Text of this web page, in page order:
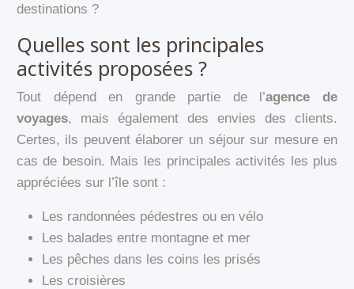
destinations ?
Quelles sont les principales
activités proposées ?
Tout dépend en grande partie de l’agence de
voyages, mais également des envies des clients.
Certes, ils peuvent élaborer un séjour sur mesure en
cas de besoin. Mais les principales activités les plus
appréciées sur l’île sont :
Les randonnées pédestres ou en vélo
Les balades entre montagne et mer
Les pêches dans les coins les prisés
Les croisières